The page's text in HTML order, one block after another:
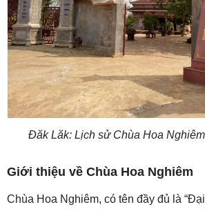
Đăk Lăk: Lịch sử Chùa Hoa
Giới thiệu về Chùa Hoa Nghiêm
Chùa Hoa Nghiêm, có tên đầy đủ là